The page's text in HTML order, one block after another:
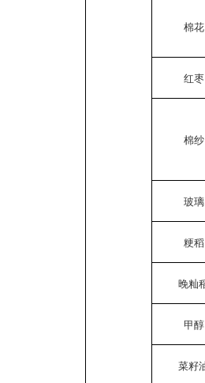
棉花
红枣
棉纱
玻璃
粳稻
晚籼
甲醇
菜籽